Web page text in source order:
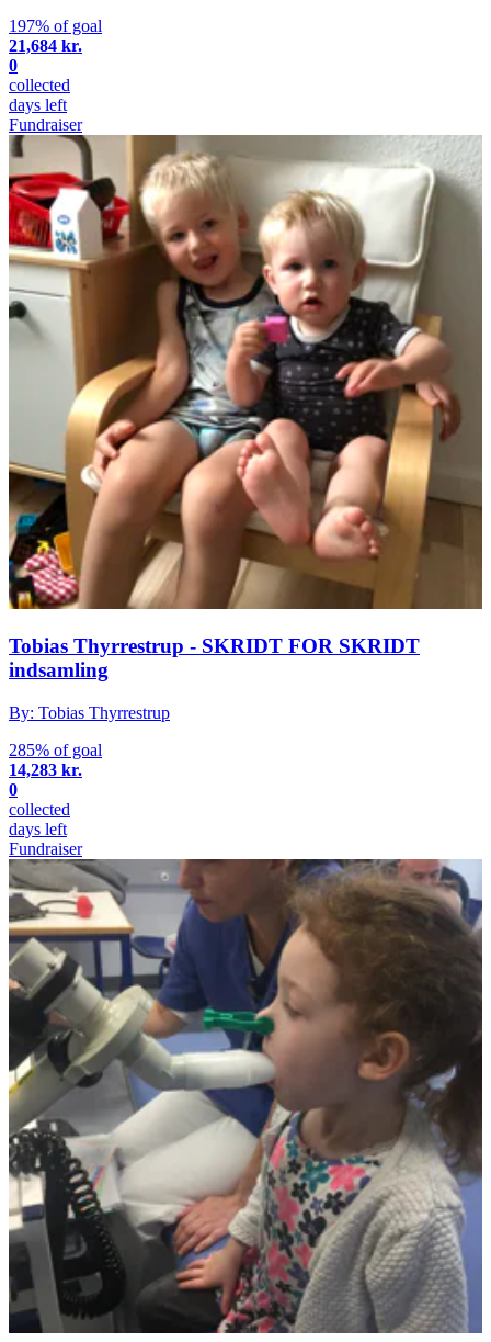
197% of goal
21,684 kr.
0
collected
days left
Fundraiser
Tobias Thyrrestrup - SKRIDT FOR SKRIDT
indsamling
By: Tobias Thyrrestrup
285% of goal
14,283 kr.
0
collected
days left
Fundraiser